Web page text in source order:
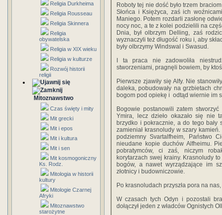
Religia Durkheima
Religia Rousseau
Religia Skinnera
Religia
obywatelska
Religia w XIX wieku
Religia w kulturze
Rozwój historii
religii
Mitoznawstwo
Czas święty i mity
Mit grecki
Mit i epos
Mit i kultura
Mit i sen
Mit kosmogoniczny
Ks. Rodz.
Mitologia w historii
kultury
Mitologie Czarnej
Afryki
Mitoznawstwo
starożytne
Roboty tej nie dość było trzem
Słońca i Księżyca, zaś ich
Maniego. Potem rozdarli zasłonę
nocy noc, a te z kolei podzielili na
Dnia, był olbrzym Delling, zaś
wyznaczyli też długość roku i, aby
były olbrzymy Windswal i Swasud.
I ta praca nie zadowoliła
stworzeniami, pragnęli bowiem, by ktoś
Pierwsze zjawiły się Alfy. Nie
daleka, pobudowały na grzbietach
bogom pod opiekę i odtąd wiernie im
Bogowie postanowili zatem
Ymira, lecz dzieło okazało się nie
brzydko i pokracznie, a do tego bały
zamieniał krasnoludy w szary
podziemny Svartalfheim, Państwo
nieudane kopie duchów Alfheimu.
pobratymców, ci zaś, niczym
korytarzach swej krainy. Krasnoludy
bogów, a nawet wyrządzające im
złotnicy i budowniczowie.
Po krasnoludach przyszła pora na
W czasach tych Odyn i pozostali
dołączył jeden z władców Ognistych